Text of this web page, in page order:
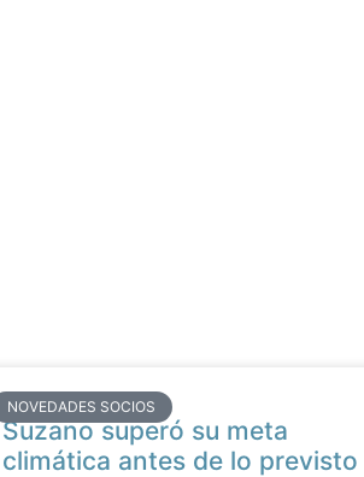
NOVEDADES SOCIOS
Suzano superó su meta
climática antes de lo previsto